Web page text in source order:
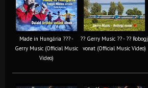
Made in Hungária ??? -
Gerry Music (Official Music
Video)
?? Gerry Music ?? - ?? Robogj
vonat (Official Music Video)